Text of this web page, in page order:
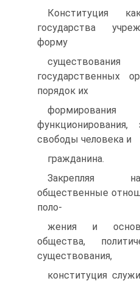
Конституция
государства
форму
существования
государственных
порядок их
свободы человека и
гражданина.
Закрепляя
общественные
поло-
жения и
общества,
существования,
конституция